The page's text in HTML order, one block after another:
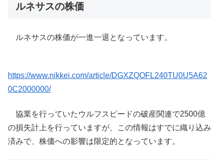
ルネサスの株価
ルネサスの株価が一進一退となっています。
https://www.nikkei.com/article/DGXZQOFL240TU0U5A62
0C2000000/
協業を行っていたウルフスピードの破産関連で2500億
の損失計上を行っていますが、この情報はすでに織り込み
済みで、株価への影響は限定的となっています。